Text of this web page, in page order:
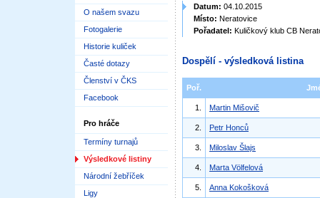
O našem svazu
Fotogalerie
Historie kuliček
Časté dotazy
Členství v ČKS
Facebook
Pro hráče
Termíny turnajů
Výsledkové listiny
Národní žebříček
Ligy
Datum: 04.10.2015
Místo: Neratovice
Pořadatel: Kuličkový klub CB
Dospělí - výsledková listina
Poř.
1. Martin Mišovič
2. Petr Honců
3. Miloslav Šlajs
4. Marta Völfelová
5. Anna Kokošková